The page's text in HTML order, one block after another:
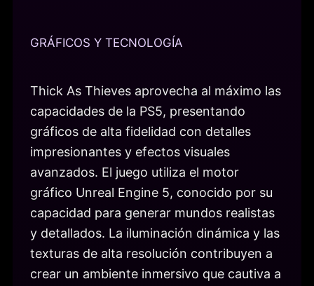
GRÁFICOS Y TECNOLOGÍA
Thick As Thieves aprovecha al máximo las
capacidades de la PS5, presentando
gráficos de alta fidelidad con detalles
impresionantes y efectos visuales
avanzados. El juego utiliza el motor
gráfico Unreal Engine 5, conocido por su
capacidad para generar mundos realistas
y detallados. La iluminación dinámica y las
texturas de alta resolución contribuyen a
crear un ambiente inmersivo que cautiva a